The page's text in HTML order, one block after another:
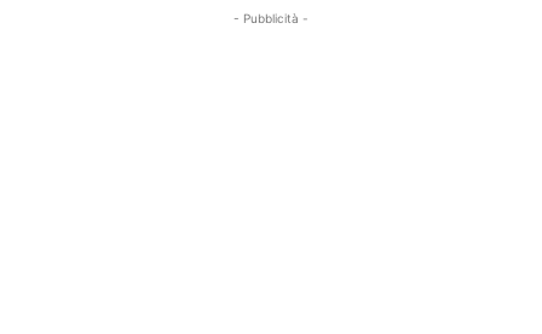
- Pubblicità -